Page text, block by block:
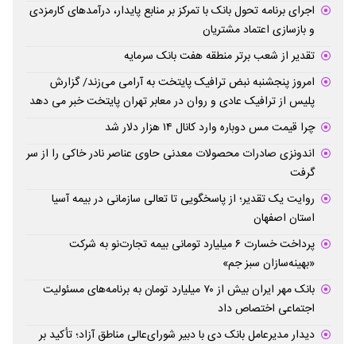
اجرای برنامه تحول بانک با تمرکز بر منابع پایدار، درآمدهای کارمزدی
و بازسازی اعتماد مشتریان
تقدیر از شعب برتر منطقه هفت بانک سرمایه
امروز پنجشنبه نبض ترافیک پایتخت به آرامی می‌زند/ گزارش
پلیس از ترافیک عادی و روان در معابر تهران پایتخت خبر می دهد
چرا قیمت مس دوباره وارد کانال ۱۴ هزار دلار شد
اندونزی صادرات محصولات معدنی حاوی عناصر نادر خاکی را از سر
گرفت
روایت یک تقدیر؛ از پاسخگویی تا تعالی سازمانی در بیمه آسیا
استان اصفهان
پرداخت خسارت ۶ میلیارد تومانی بیمه تجارت‌نو به شرکت
«بهینه‌سازان سبز جم»
بانک مهر ایران بیش از ۷۰ میلیارد تومان به برنامه‌های مسئولیت
اجتماعی اختصاص داد
دیدار مدیرعامل بانک دی با دبیر شورای‌عالی مناطق آزاد؛ تأکید بر